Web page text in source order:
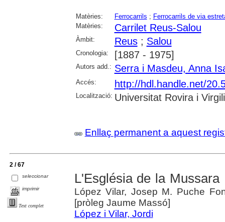
Matèries: Ferrocarrils ; Ferrocarrils de via
Matèries:
Carrilet Reus-Salou
Àmbit: Reus; Salou
Cronologia: [1887 - 1975]
Autors add.: Serra i Masdeu, Anna
Accés: http://hdl.handle.net/
Localització: Universitat Rovira i Virgili
Enllaç permanent a aquest
2 / 67
seleccionar
imprimir
Text complet
L'Església de la
López Vilar, Josep M. Puche
[pròleg Jaume Massó]
López i Vilar, Jordi